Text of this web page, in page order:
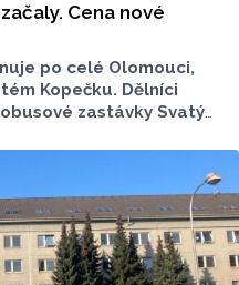
Cena nové
po celé Olomouci,
Kopečku. Dělníci
zastávky Svatý
a čekárny včetně
začaly ve středu 5.